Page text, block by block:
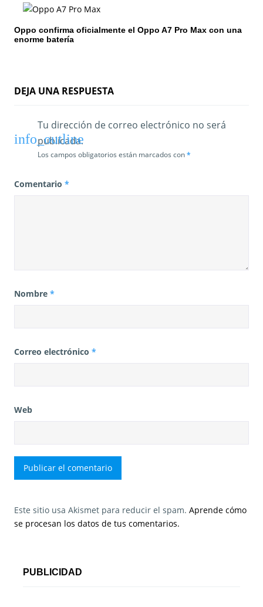
n
t
a
a
Oppo confirma oficialmente el Oppo A7 Pro Max con una
enorme batería
DEJA UNA RESPUESTA
Tu dirección de correo electrónico no será
publicada.
Los campos obligatorios están marcados con*
Comentario *
Nombre *
Correo electrónico *
Web
Este sitio usa Akismet para reducir el spam. Aprende cómo
se procesan los datos de tus comentarios.
PUBLICIDAD